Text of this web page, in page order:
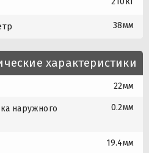
38мм
характеристики
22мм
наружного
0.2мм
19.4мм